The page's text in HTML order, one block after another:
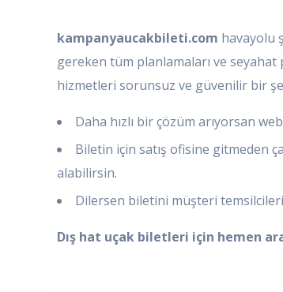
kampanyaucakbileti.com havayolu
gereken tüm planlamaları ve
hizmetleri sorunsuz ve güvenilir bir
Daha hızlı bir çözüm arıyorsan
Biletin için satış ofisine gitmeden
alabilirsin.
Dilersen biletini müşteri
Dış hat uçak biletleri için hemen